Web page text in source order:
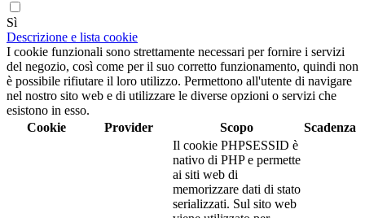
Sì
Descrizione e lista cookie
I cookie funzionali sono strettamente necessari per fornire i servizi
del negozio, così come per il suo corretto funzionamento, quindi non
è possibile rifiutare il loro utilizzo. Permettono all'utente di navigare
nel nostro sito web e di utilizzare le diverse opzioni o servizi che
esistono in esso.
Cookie
Provider Scopo Scadenza
Il cookie PHPSESSID è
nativo di PHP e permette
ai siti web di
memorizzare dati di stato
serializzati. Sul sito web